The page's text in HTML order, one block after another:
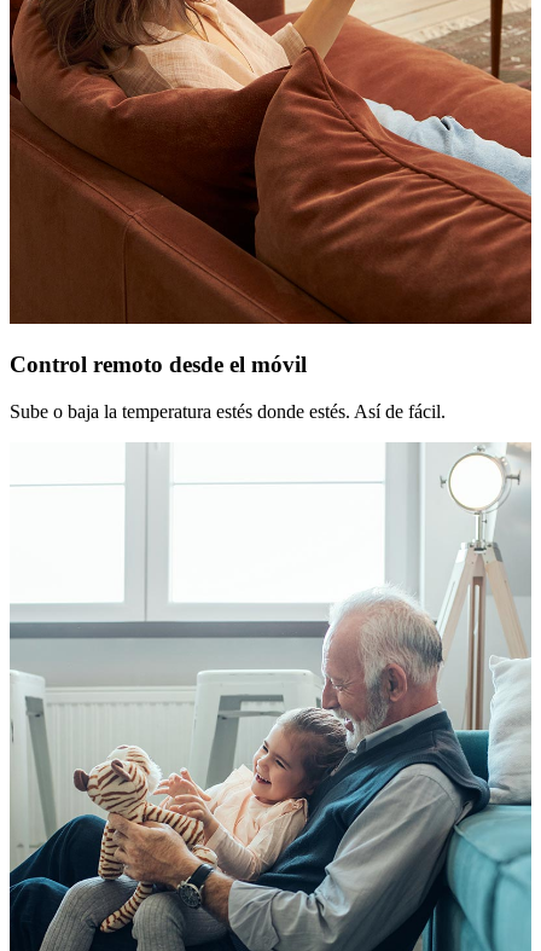
Control remoto desde el móvil
Sube o baja la temperatura estés donde estés. Así de fácil.